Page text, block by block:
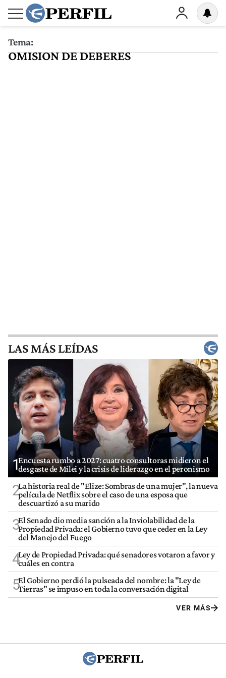
Tema:
OMISION DE DEBERES
LAS MÁS LEÍDAS
1Encuesta rumbo a 2027: cuatro consultoras midieron el
desgaste de Milei y la crisis de liderazgo en el peronismo
2La historia real de "Elize: Sombras de una mujer", la nueva
película de Netflix sobre el caso de una esposa que
descuartizó a su marido
3El Senado dio media sanción a la Inviolabilidad de la
Propiedad Privada: el Gobierno tuvo que ceder en la Ley
del Manejo del Fuego
4Ley de Propiedad Privada: qué senadores votaron a favor y
cuáles en contra
5El Gobierno perdió la pulseada del nombre: la "Ley de
Tierras" se impuso en toda la conversación digital
VER MÁS